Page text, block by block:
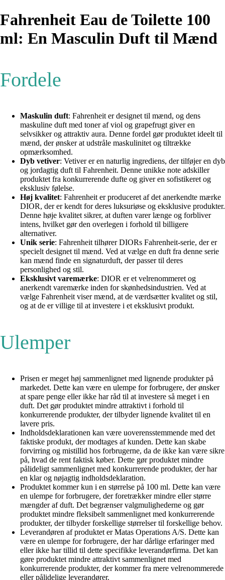
Fahrenheit Eau de Toilette 100
ml: En Masculin Duft til Mænd
Fordele
Maskulin duft: Fahrenheit er designet til mænd, og dens
maskuline duft med toner af viol og grapefrugt giver en
selvsikker og attraktiv aura. Denne fordel gør produktet ideelt til
mænd, der ønsker at udstråle maskulinitet og tiltrække
opmærksomhed.
Dyb vetiver: Vetiver er en naturlig ingrediens, der tilføjer en dyb
og jordagtig duft til Fahrenheit. Denne unikke note adskiller
produktet fra konkurrerende dufte og giver en sofistikeret og
eksklusiv følelse.
Høj kvalitet: Fahrenheit er produceret af det anerkendte mærke
DIOR, der er kendt for deres luksuriøse og eksklusive produkter.
Denne høje kvalitet sikrer, at duften varer længe og forbliver
intens, hvilket gør den overlegen i forhold til billigere
alternativer.
Unik serie: Fahrenheit tilhører DIORs Fahrenheit-serie, der er
specielt designet til mænd. Ved at vælge en duft fra denne serie
kan mænd finde en signaturduft, der passer til deres
personlighed og stil.
Eksklusivt varemærke: DIOR er et velrenommeret og
anerkendt varemærke inden for skønhedsindustrien. Ved at
vælge Fahrenheit viser mænd, at de værdsætter kvalitet og stil,
og at de er villige til at investere i et eksklusivt produkt.
Ulemper
Prisen er meget høj sammenlignet med lignende produkter på
markedet. Dette kan være en ulempe for forbrugere, der ønsker
at spare penge eller ikke har råd til at investere så meget i en
duft. Det gør produktet mindre attraktivt i forhold til
konkurrerende produkter, der tilbyder lignende kvalitet til en
lavere pris.
Indholdsdeklarationen kan være uoverensstemmende med det
faktiske produkt, der modtages af kunden. Dette kan skabe
forvirring og mistillid hos forbrugerne, da de ikke kan være sikre
på, hvad de rent faktisk køber. Dette gør produktet mindre
pålideligt sammenlignet med konkurrerende produkter, der har
en klar og nøjagtig indholdsdeklaration.
Produktet kommer kun i en størrelse på 100 ml. Dette kan være
en ulempe for forbrugere, der foretrækker mindre eller større
mængder af duft. Det begrænser valgmulighederne og gør
produktet mindre fleksibelt sammenlignet med konkurrerende
produkter, der tilbyder forskellige størrelser til forskellige behov.
Leverandøren af produktet er Matas Operations A/S. Dette kan
være en ulempe for forbrugere, der har dårlige erfaringer med
eller ikke har tillid til dette specifikke leverandørfirma. Det kan
gøre produktet mindre attraktivt sammenlignet med
konkurrerende produkter, der kommer fra mere velrenommerede
eller pålidelige leverandører.